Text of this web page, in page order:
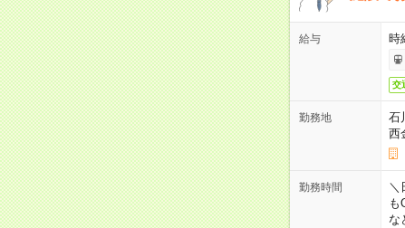
給与 時
交
勤務地
石
西
勤務時間
＼
も
な